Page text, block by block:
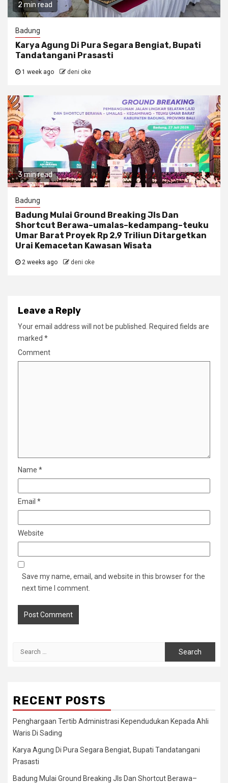
2 min read
Badung
Karya Agung Di Pura Segara Bengiat, Bupati
Tandatangani Prasasti
1 week ago deni oke
3 min read
Badung
Badung Mulai Ground Breaking Jls Dan
Shortcut Berawa–umalas–kedampang–teuku
Umar Barat Proyek Rp 2,9 Triliun Ditargetkan
Urai Kemacetan Kawasan Wisata
2 weeks ago deni oke
Leave a Reply
Your email address will not be published.
Required fields are
marked *
Comment
Name *
Email *
Website
Save my name, email, and website in this browser for the
next time I comment.
RECENT POSTS
Penghargaan Tertib Administrasi Kependudukan Kepada Ahli
Waris Di Sading
Karya Agung Di Pura Segara Bengiat, Bupati Tandatangani
Prasasti
Badung Mulai Ground Breaking Jls Dan Shortcut Berawa–